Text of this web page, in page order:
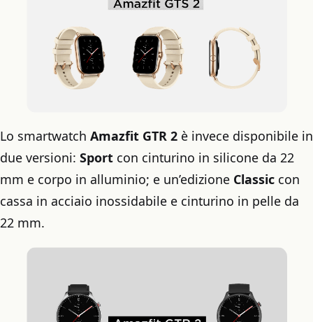
Lo smartwatch Amazfit GTR 2 è invece disponibile in
due versioni: Sport con cinturino in silicone da 22
mm e corpo in alluminio; e un’edizione Classic con
cassa in acciaio inossidabile e cinturino in pelle da
22 mm.